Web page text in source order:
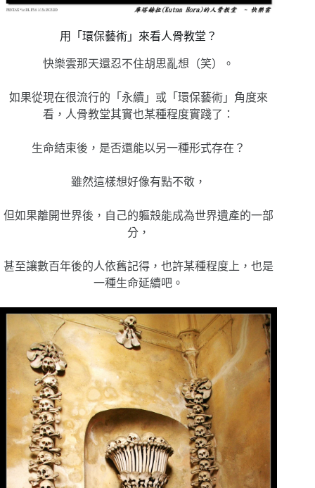
用「環保藝術」來看人骨教堂？
快樂雲那天還忍不住胡思亂想（笑）。
如果從現在很流行的「永續」或「環保藝術」角度來
看，人骨教堂其實也某種程度實踐了：
生命結束後，是否還能以另一種形式存在？
雖然這樣想好像有點不敬，
但如果離開世界後，自己的軀殼能成為世界遺產的一部
分，
甚至讓數百年後的人依舊記得，也許某種程度上，也是
一種生命延續吧。